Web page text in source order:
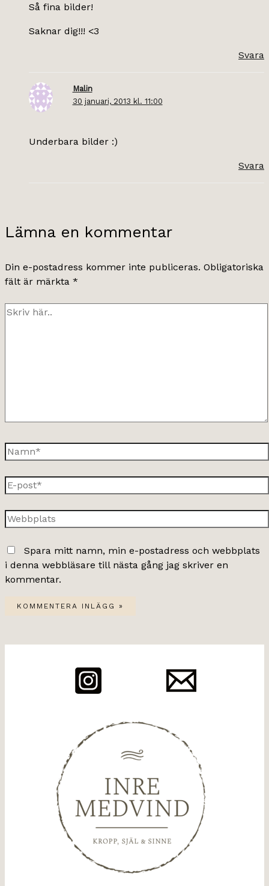
Så fina bilder!
Saknar dig!!! <3
Svara
Malin
30 januari, 2013 kl. 11:00
Underbara bilder :)
Svara
Lämna en kommentar
Din e-postadress kommer inte publiceras. Obligatoriska
fält är märkta *
Skriv
Namn*
E-
post*
Webbplats
Spara mitt namn, min e-postadress och webbplats
i denna webbläsare till nästa gång jag skriver en
kommentar.